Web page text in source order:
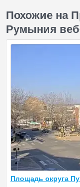
Похожие на
Румыния
Площадь округа